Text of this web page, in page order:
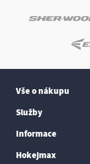
Vše o nákupu
Služby
Informace
Hokejmax